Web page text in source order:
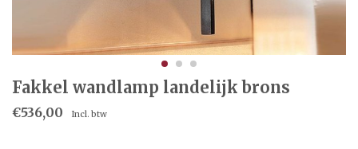
Fakkel wandlamp landelijk brons
€536,00 Incl. btw